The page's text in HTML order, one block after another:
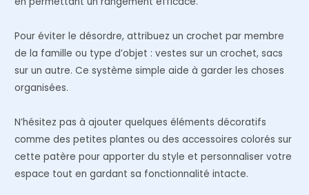
Pour éviter le désordre, attribuez un crochet par membre
de la famille ou type d’objet : vestes sur un crochet, sacs
sur un autre. Ce système simple aide à garder les choses
organisées.
N’hésitez pas à ajouter quelques éléments décoratifs
comme des petites plantes ou des accessoires colorés sur
cette patère pour apporter du style et personnaliser votre
espace tout en gardant sa fonctionnalité intacte.